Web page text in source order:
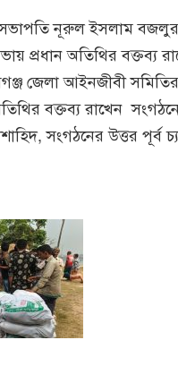
সভাপতি নূরুল ইসলাম বজলুর
প্রধান অতিথির বক্তব্য
জেলা আইনজীবী
বক্তব্য রাখেন
সংগঠনের উত্তর পূর্ব